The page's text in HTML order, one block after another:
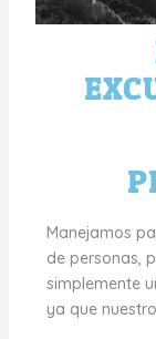
Manejamos
de personas,
simplemente
ya que